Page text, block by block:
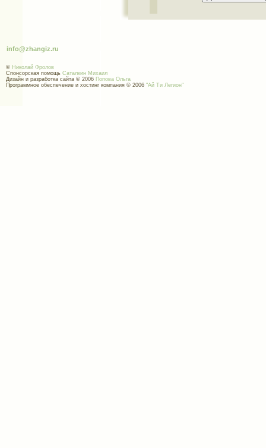
info@zhangiz.ru
© Николай Фролов
Спонсорская помощь Саталкин Михаил
Дизайн и разработка сайта © 2006 Попова Ольга
Программное обеспечение и хостинг компания © 2006 "Ай Ти Легион"